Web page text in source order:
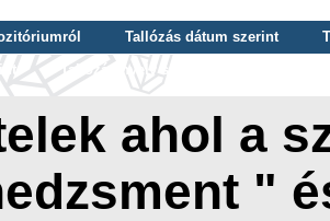
Tallózás dátum szerint
Tallózás nyelv szerint
ahol a
"